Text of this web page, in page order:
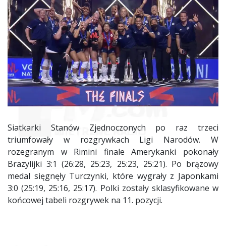
Siatkarki Stanów Zjednoczonych po raz trzeci
triumfowały w rozgrywkach Ligi Narodów. W
rozegranym w Rimini finale Amerykanki pokonały
Brazylijki 3:1 (26:28, 25:23, 25:23, 25:21). Po brązowy
medal sięgnęły Turczynki, które wygrały z Japonkami
3:0 (25:19, 25:16, 25:17). Polki zostały sklasyfikowane w
końcowej tabeli rozgrywek na 11. pozycji.